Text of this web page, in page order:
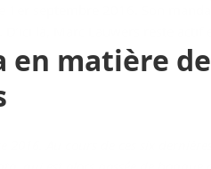
en matière de
1er septembre 2016. Son mandat